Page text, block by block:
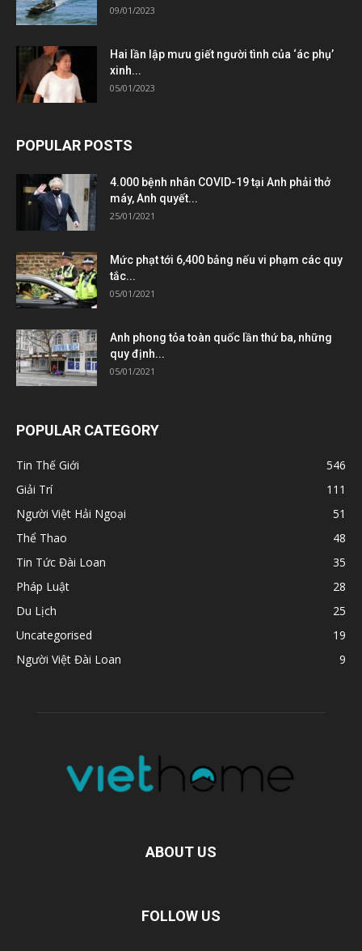
09/01/2023
Hai lần lập mưu giết người tình của ‘ác phụ’
xinh...
05/01/2023
POPULAR POSTS
4.000 bệnh nhân COVID-19 tại Anh phải thở
máy, Anh quyết...
25/01/2021
Mức phạt tới 6,400 bảng nếu vi phạm các quy
tắc...
05/01/2021
Anh phong tỏa toàn quốc lần thứ ba, những
quy định...
05/01/2021
POPULAR CATEGORY
Tin Thế Giới
546
Giải Trí
111
Người Việt Hải Ngoại
51
Thể Thao
48
Tin Tức Đài Loan
35
Pháp Luật
28
Du Lịch
25
Uncategorised
19
Người Việt Đài Loan
9
ABOUT US
FOLLOW US